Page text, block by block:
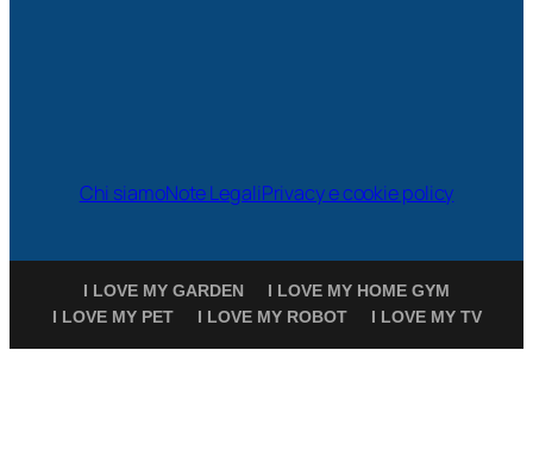
Chi siamoNote LegaliPrivacy e cookie policy
I LOVE MY GARDEN
I LOVE MY HOME GYM
I LOVE MY PET
I LOVE MY ROBOT I LOVE MY TV